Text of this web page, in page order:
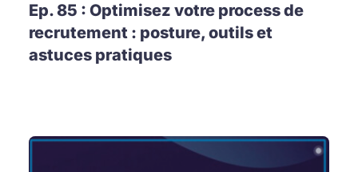
Ep. 85 : Optimisez votre process de
recrutement : posture, outils et
astuces pratiques